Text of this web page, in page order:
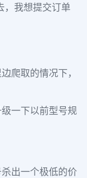
，我想提交订单
爬取的情况下，
一下以前型号规
出一个极低的价